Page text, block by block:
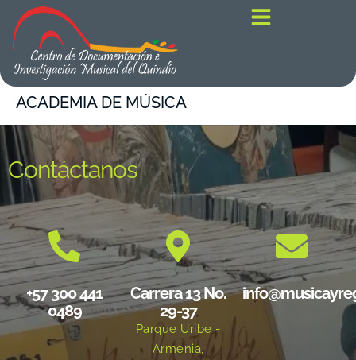
contenido
ACADEMIA DE MÚSICA
Contáctanos
+57 300 441
0489
Carrera 13 No.
29-37
Parque Uribe -
Armenia,